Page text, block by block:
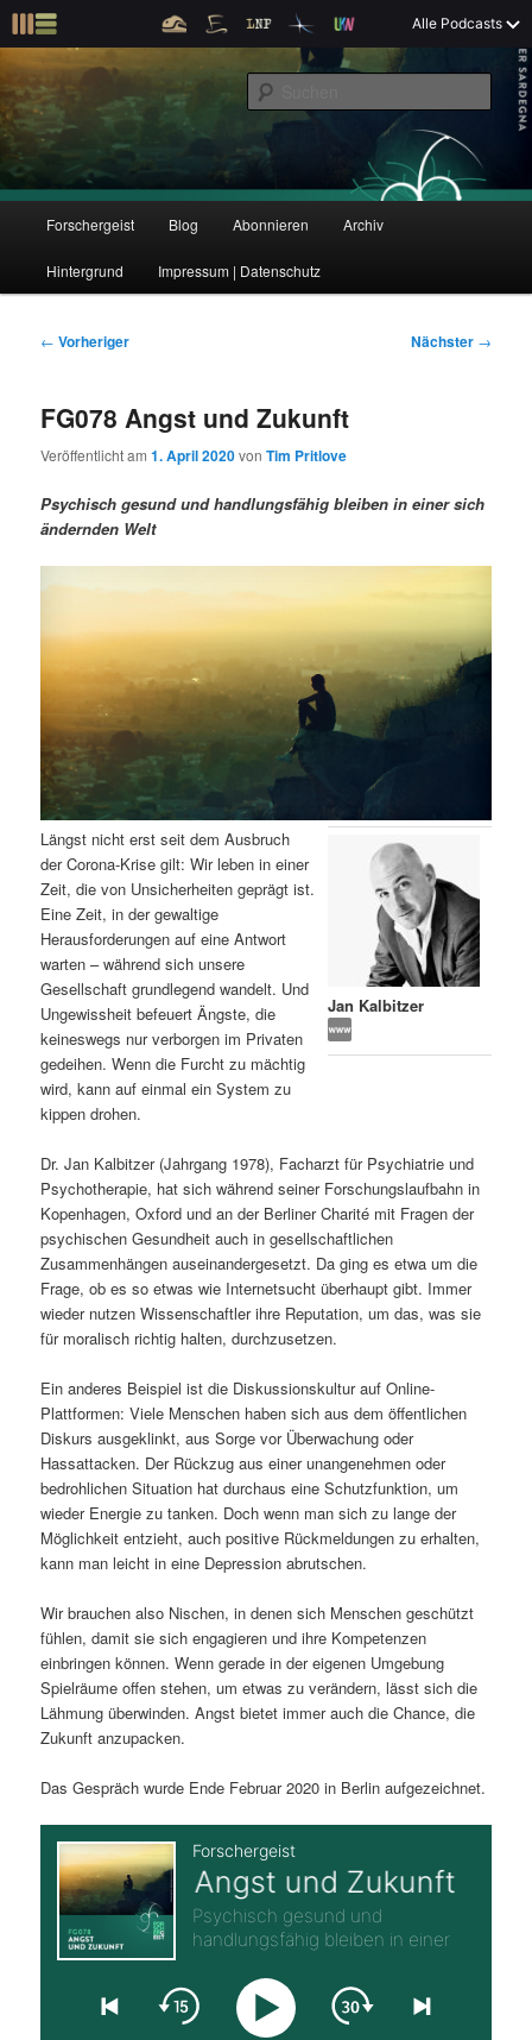
m
p
r
i
ä
Alle Podcasts
Forschergeist
Der Interview-Podcast zu Bildung und Forschung
u
e
p
Z
u
r
m
ä
r
n
I
n
h
a
l
t
s
r
i
n
g
e
Z
u
e
u
n
d
r
e
n
I
n
h
a
l
s
p
r
n
n
Forschergeist Blog Abonnieren Archiv
Hintergrund Impressum | Datenschutz
B
t
a
s
n
a
v
g
a
t
i
o
n
← Vorheriger Nächster →
FG078 Angst und Zukunft
Veröffentlicht am1. April 2020vonTim Pritlove
Psychisch gesund und handlungsfähig bleiben in einer sich
ändernden Welt
Jan Kalbitzer
Längst nicht erst seit dem Ausbruch
der Corona-Krise gilt: Wir leben in einer
Zeit, die von Unsicherheiten geprägt ist.
Eine Zeit, in der gewaltige
Herausforderungen auf eine Antwort
warten – während sich unsere
Gesellschaft grundlegend wandelt. Und
Ungewissheit befeuert Ängste, die
keineswegs nur verborgen im Privaten
gedeihen. Wenn die Furcht zu mächtig
wird, kann auf einmal ein System zu
kippen drohen.
Dr. Jan Kalbitzer (Jahrgang 1978), Facharzt für Psychiatrie und
Psychotherapie, hat sich während seiner Forschungslaufbahn in
Kopenhagen, Oxford und an der Berliner Charité mit Fragen der
psychischen Gesundheit auch in gesellschaftlichen
Zusammenhängen auseinandergesetzt. Da ging es etwa um die
Frage, ob es so etwas wie Internetsucht überhaupt gibt. Immer
wieder nutzen Wissenschaftler ihre Reputation, um das, was sie
für moralisch richtig halten, durchzusetzen.
Ein anderes Beispiel ist die Diskussionskultur auf Online-
Plattformen: Viele Menschen haben sich aus dem öffentlichen
Diskurs ausgeklinkt, aus Sorge vor Überwachung oder
Hassattacken. Der Rückzug aus einer unangenehmen oder
bedrohlichen Situation hat durchaus eine Schutzfunktion, um
wieder Energie zu tanken. Doch wenn man sich zu lange der
Möglichkeit entzieht, auch positive Rückmeldungen zu erhalten,
kann man leicht in eine Depression abrutschen.
Wir brauchen also Nischen, in denen sich Menschen geschützt
fühlen, damit sie sich engagieren und ihre Kompetenzen
einbringen können. Wenn gerade in der eigenen Umgebung
Spielräume offen stehen, um etwas zu verändern, lässt sich die
Lähmung überwinden. Angst bietet immer auch die Chance, die
Zukunft anzupacken.
Das Gespräch wurde Ende Februar 2020 in Berlin aufgezeichnet.